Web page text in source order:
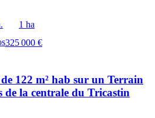
1 ha
325 000 €
122 m² hab sur un Terrain
de la centrale du Tricastin